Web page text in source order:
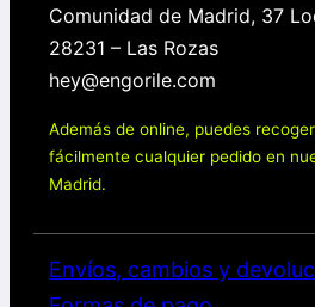
Comunidad de Madrid, 37
28231 – Las Rozas
hey@engorile.com
Además de online, puedes
fácilmente cualquier pedido en
Madrid.
Envíos, cambios y